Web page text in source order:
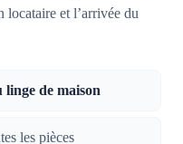
locataire et l’arrivée du
linge de maison
les pièces